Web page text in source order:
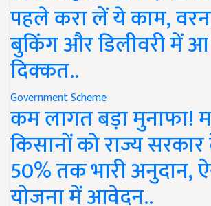
पहले करा लें ये काम,
बुकिंग और डिलीवरी में
दिक्कत..
Government Scheme
कम लागत बड़ा मुनाफा!
किसानों को राज्य सरकार
50% तक भारी अनुदान,
योजना में आवेदन..